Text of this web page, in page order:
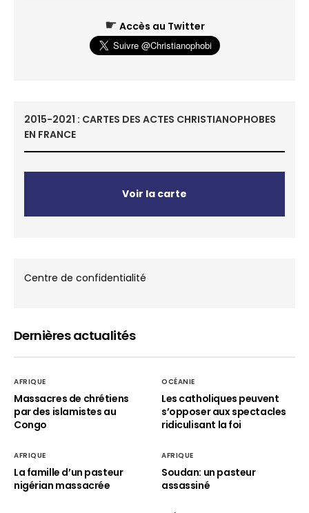
☛ Accès au Twitter
2015-2021 : CARTES DES ACTES CHRISTIANOPHOBES
EN FRANCE
Voir la carte
Centre de confidentialité
Dernières actualités
AFRIQUE
Massacres de chrétiens
par des islamistes au
Congo
OCÉANIE
Les catholiques peuvent
s’opposer aux spectacles
ridiculisant la foi
AFRIQUE
La famille d’un pasteur
nigérian massacrée
AFRIQUE
Soudan: un pasteur
assassiné